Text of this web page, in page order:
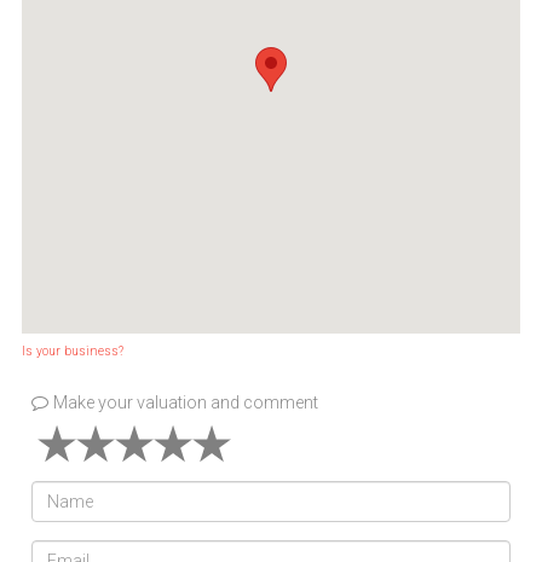
Is your business?
Make your valuation and comment